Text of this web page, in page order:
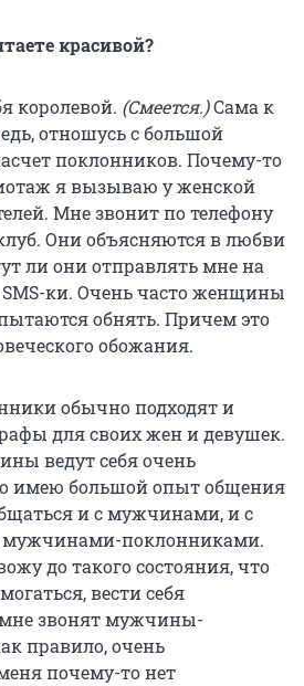
красивой?
королевой. (Смеется.)Сама к
отношусь с большой
поклонников. Почему-то
я вызываю у женской
Мне звонит по телефону
Они объясняются в любви
ли они отправлять мне на
ки. Очень часто женщины
обнять. Причем это
обожания.
обычно подходят и
для своих жен и девушек.
ведут себя очень
имею большой опыт общения
и с мужчинами, и с
мужчинами-поклонниками.
до такого состояния, что
вести себя
мне звонят мужчины-
правило, очень
почему-то нет